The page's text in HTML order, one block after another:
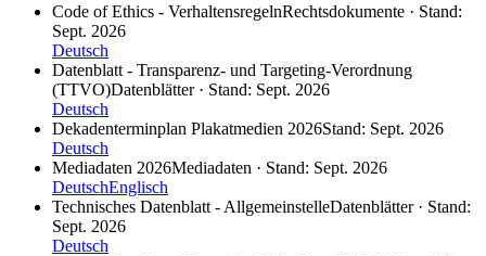
Code of Ethics - VerhaltensregelnRechtsdokumente · Stand:
Sept. 2026
Deutsch
Datenblatt - Transparenz- und Targeting-Verordnung
(TTVO)Datenblätter · Stand: Sept. 2026
Deutsch
Dekadenterminplan Plakatmedien 2026Stand: Sept. 2026
Deutsch
Mediadaten 2026Mediadaten · Stand: Sept. 2026
DeutschEnglisch
Technisches Datenblatt - AllgemeinstelleDatenblätter · Stand:
Sept. 2026
Deutsch